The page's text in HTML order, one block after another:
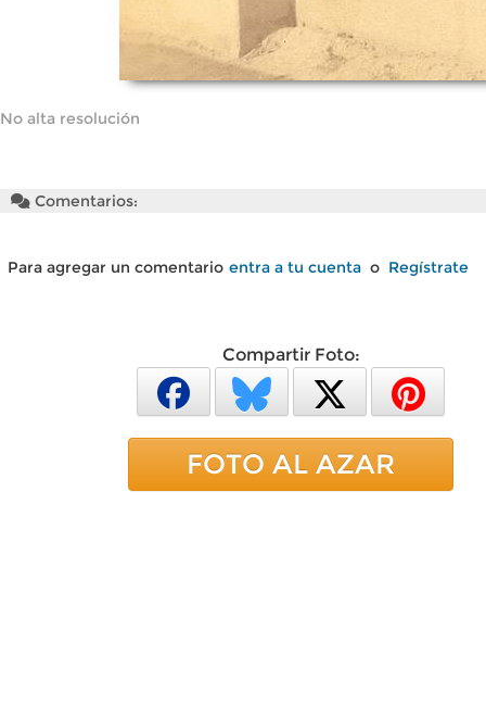
No alta resolución
Comentarios:
Para agregar un comentario entra a tu cuenta o Regístrate
Compartir Foto:
FOTO AL AZAR